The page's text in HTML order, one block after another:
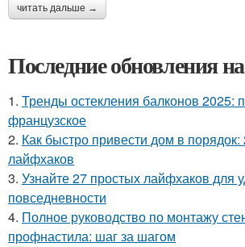
читать дальше →
Последние обновления
1. Тренды остекления балконов 2025:
французское
2. Как быстро привести дом в
лайфхаков
3. Узнайте 27 простых лайфхаков для
повседневности
4. Полное руководство по монтажу
профнастила: шаг за шагом